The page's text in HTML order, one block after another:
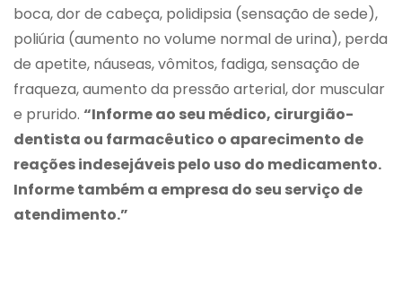
boca, dor de cabeça, polidipsia (sensação de sede),
poliúria (aumento no volume normal de urina), perda
de apetite, náuseas, vômitos, fadiga, sensação de
fraqueza, aumento da pressão arterial, dor muscular
e prurido. “Informe ao seu médico, cirurgião-
dentista ou farmacêutico o aparecimento de
reações indesejáveis pelo uso do medicamento.
Informe também a empresa do seu serviço de
atendimento.”